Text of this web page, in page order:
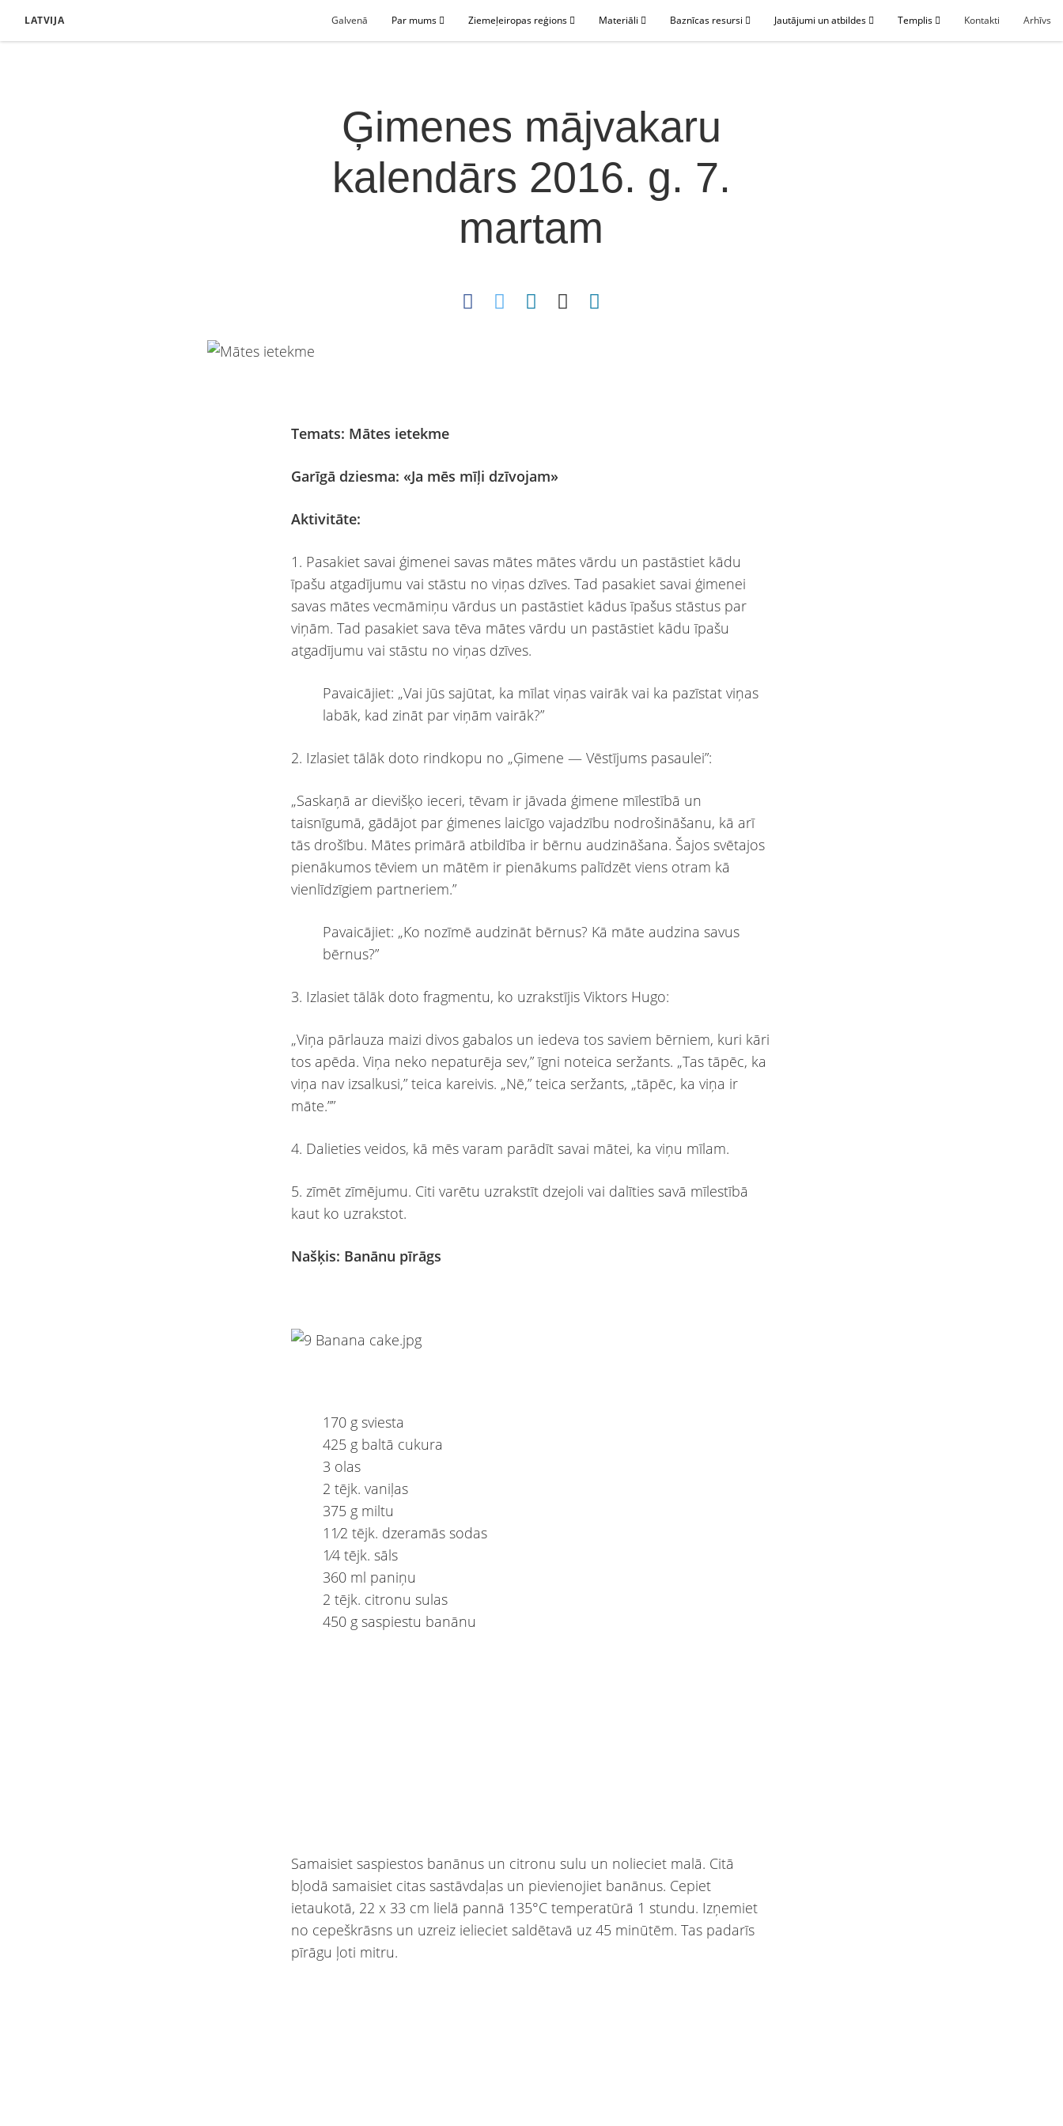
LATVIJA Galvenā Par mums Ziemeļeiropas reģions Materiāli Baznīcas resursi Jautājumi un atbildes Templis Kontakti Arhīvs
Ģimenes mājvakaru
kalendārs 2016. g. 7.
martam
Temats: Mātes ietekme
Garīgā dziesma: «Ja mēs mīļi dzīvojam»
Aktivitāte:
1. Pasakiet savai ģimenei savas mātes mātes vārdu un pastāstiet kādu
īpašu atgadījumu vai stāstu no viņas dzīves. Tad pasakiet savai ģimenei
savas mātes vecmāmiņu vārdus un pastāstiet kādus īpašus stāstus par
viņām. Tad pasakiet sava tēva mātes vārdu un pastāstiet kādu īpašu
atgadījumu vai stāstu no viņas dzīves.
Pavaicājiet: „Vai jūs sajūtat, ka mīlat viņas vairāk vai ka pazīstat viņas
labāk, kad zināt par viņām vairāk?”
2. Izlasiet tālāk doto rindkopu no „Ģimene — Vēstījums pasaulei”:
„Saskaņā ar dievišķo ieceri, tēvam ir jāvada ģimene mīlestībā un
taisnīgumā, gādājot par ģimenes laicīgo vajadzību nodrošināšanu, kā arī
tās drošību. Mātes primārā atbildība ir bērnu audzināšana. Šajos svētajos
pienākumos tēviem un mātēm ir pienākums palīdzēt viens otram kā
vienlīdzīgiem partneriem.”
Pavaicājiet: „Ko nozīmē audzināt bērnus? Kā māte audzina savus
bērnus?”
3. Izlasiet tālāk doto fragmentu, ko uzrakstījis Viktors Hugo:
„Viņa pārlauza maizi divos gabalos un iedeva tos saviem bērniem, kuri kāri
tos apēda. Viņa neko nepaturēja sev,” īgni noteica seržants. „Tas tāpēc, ka
viņa nav izsalkusi,” teica kareivis. „Nē,” teica seržants, „tāpēc, ka viņa ir
māte.””
4. Dalieties veidos, kā mēs varam parādīt savai mātei, ka viņu mīlam.
5. zīmēt zīmējumu. Citi varētu uzrakstīt dzejoli vai dalīties savā mīlestībā
kaut ko uzrakstot.
Našķis: Banānu pīrāgs
170 g sviesta
425 g baltā cukura
3 olas
2 tējk. vaniļas
375 g miltu
11⁄2 tējk. dzeramās sodas
1⁄4 tējk. sāls
360 ml paniņu
2 tējk. citronu sulas
​450 g saspiestu banānu
Samaisiet saspiestos banānus un citronu sulu un nolieciet malā. Citā
bļodā samaisiet citas sastāvdaļas un pievienojiet banānus. Cepiet
ietaukotā, 22 x 33 cm lielā pannā 135°C temperatūrā 1 stundu. Izņemiet
no cepeškrāsns un uzreiz ielieciet saldētavā uz 45 minūtēm. Tas padarīs
pīrāgu ļoti mitru.